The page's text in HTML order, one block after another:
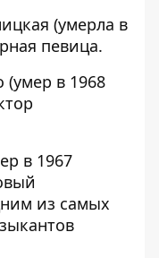
(умерла в
певица.
в 1968
в 1967
из самых